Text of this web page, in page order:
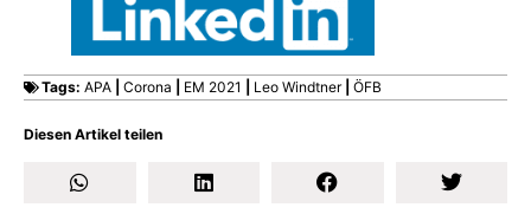
Diesen Artikel teilen
Tags: APA Corona EM 2021 Leo Windtner| ÖFB